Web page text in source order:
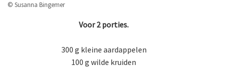
© Susanna Bingemer
Voor 2 porties.
300 g kleine aardappelen
100 g wilde kruiden